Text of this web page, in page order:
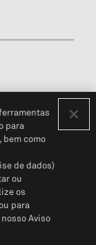
(em inglês)
Global
para
como
de dados)
ou
os
para
Aviso